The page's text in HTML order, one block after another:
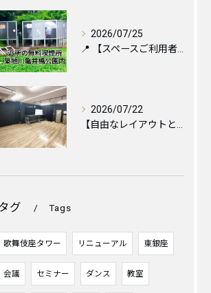
2026/07/25
2026/07/22
グ Tags
歌舞伎座タワー リニューアル 東銀座
会議 セミナー ダンス 教室